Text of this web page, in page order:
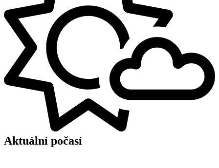
Aktuální počasí